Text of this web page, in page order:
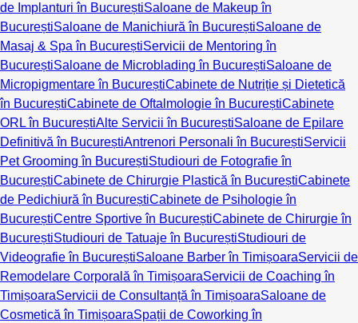
de Implanturi în BucureștiSaloane de Makeup în
BucureștiSaloane de Manichiură în BucureștiSaloane de
Masaj & Spa în BucureștiServicii de Mentoring în
BucureștiSaloane de Microblading în BucureștiSaloane de
Micropigmentare în BucureștiCabinete de Nutriție și Dietetică
în BucureștiCabinete de Oftalmologie în BucureștiCabinete
ORL în BucureștiAlte Servicii în BucureștiSaloane de Epilare
Definitivă în BucureștiAntrenori Personali în BucureștiServicii
Pet Grooming în BucureștiStudiouri de Fotografie în
BucureștiCabinete de Chirurgie Plastică în BucureștiCabinete
de Pedichiură în BucureștiCabinete de Psihologie în
BucureștiCentre Sportive în BucureștiCabinete de Chirurgie în
BucureștiStudiouri de Tatuaje în BucureștiStudiouri de
Videografie în BucureștiSaloane Barber în TimișoaraServicii de
Remodelare Corporală în TimișoaraServicii de Coaching în
TimișoaraServicii de Consultanță în TimișoaraSaloane de
Cosmetică în TimișoaraSpații de Coworking în